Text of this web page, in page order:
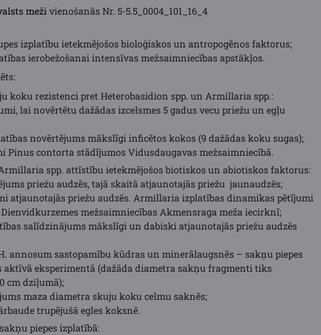
meži vienošanās Nr. 5-5.5_0004_101_16_4
izplatību ietekmējošos bioloģiskos un antropogēnos faktorus;
ierobežošanai intensīvas mežsaimniecības apstākļos.
koku rezistenci pret Heterobasidion spp. un Armillaria spp.:
lai novērtētu dažādas izcelsmes 5 gadus vecu priežu un egļu
novērtējums mākslīgi inficētos kokos (9 dažādas koku sugas);
Pinus contorta stādījumos Vidusdaugavas mežsaimniecībā.
spp. attīstību ietekmējošos biotiskos un abiotiskos faktorus:
priežu audzēs, tajā skaitā atjaunotajās priežu jaunaudzēs;
atjaunotajās priežu audzēs. Armillaria izplatības dinamikas pētījumi
mežsaimniecības Akmensraga meža iecirknī;
salīdzinājums mākslīgi un dabiski atjaunotajās priežu audzēs
annosum sastopamību kūdras un minerālaugsnēs – sakņu piepes
aktīvā eksperimentā (dažāda diametra sakņu fragmenti tiks
cm dziļumā);
maza diametra skuju koku celmu saknēs;
trupējušā egles koksnē.
piepes izplatībā: